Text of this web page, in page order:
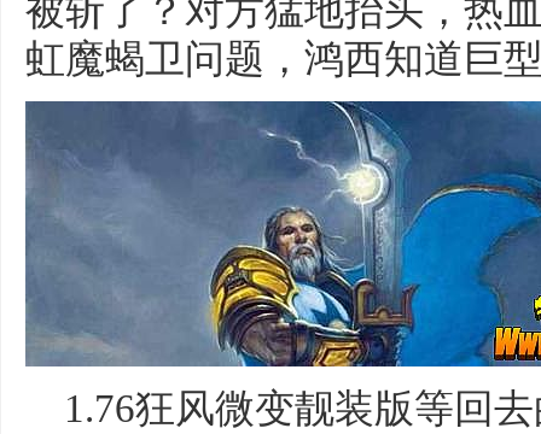
被斩了？对方猛地抬头，热
虹魔蝎卫问题，鸿西知道巨
1.76狂风微变靓装版等回